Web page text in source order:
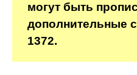
могут быть
дополнительные
1372.